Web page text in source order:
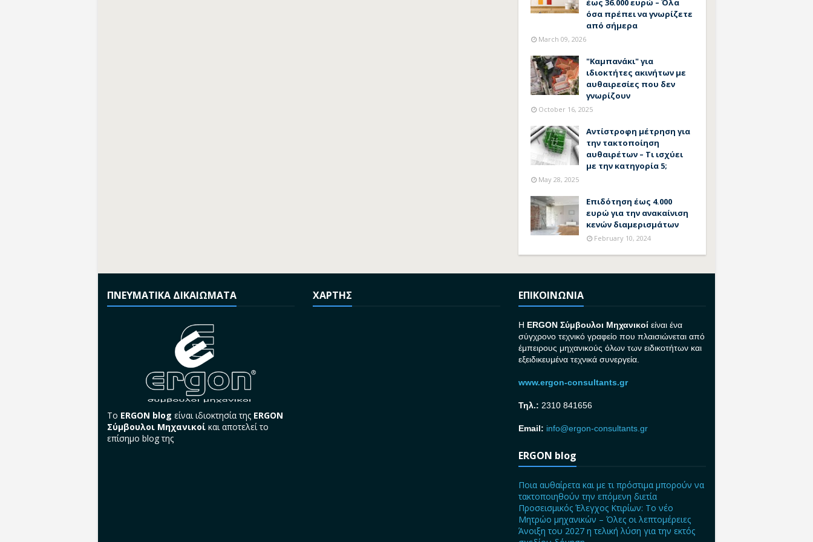
έως 36.000 ευρώ – Όλα
όσα πρέπει να γνωρίζετε
από σήμερα
March 09, 2026
"Καμπανάκι" για
ιδιοκτήτες ακινήτων με
αυθαιρεσίες που δεν
γνωρίζουν
October 16, 2025
Αντίστροφη μέτρηση για
την τακτοποίηση
αυθαιρέτων – Τι ισχύει
με την κατηγορία 5;
May 28, 2025
Επιδότηση έως 4.000
ευρώ για την ανακαίνιση
κενών διαμερισμάτων
February 10, 2024
ΠΝΕΥΜΑΤΙΚΑ ΔΙΚΑΙΩΜΑΤΑ
Το ERGON blog είναι ιδιοκτησία της ERGON
Σύμβουλοι Μηχανικοί και αποτελεί το
επίσημο blog της
ΧΑΡΤΗΣ ΕΠΙΚΟΙΝΩΝΙΑ
H ERGON Σύμβουλοι Μηχανικοί είναι ένα
σύγχρονο τεχνικό γραφείο που πλαισιώνεται από
έμπειρους μηχανικούς όλων των ειδικοτήτων και
εξειδικευμένα τεχνικά συνεργεία.
www.ergon-consultants.gr
Τηλ.: 2310 841656
Email: info@ergon-consultants.gr
ERGON blog
Ποια αυθαίρετα και με τι πρόστιμα μπορούν να
τακτοποιηθούν την επόμενη διετία
Προσεισμικός Έλεγχος Κτιρίων: Το νέο
Μητρώο μηχανικών – Όλες οι λεπτομέρειες
Άνοιξη του 2027 η τελική λύση για την εκτός